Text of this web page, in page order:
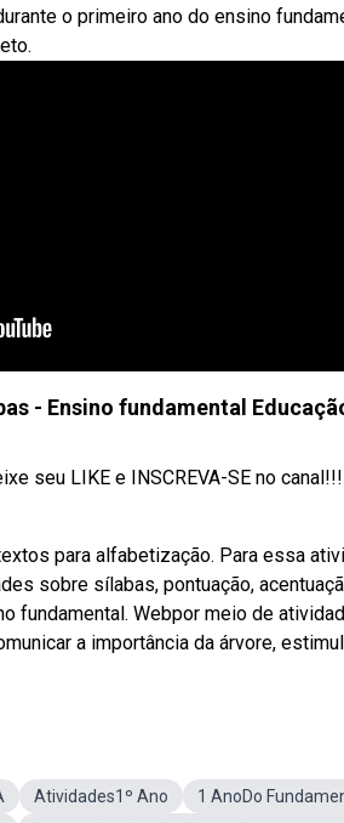
o primeiro ano do ensino
- Ensino fundamental
seu LIKE e INSCREVA-SE no canal!!!
para alfabetização. Para essa
sobre sílabas, pontuação,
fundamental. Webpor meio de
a importância da árvore,
Atividades1º Ano 1 AnoDo